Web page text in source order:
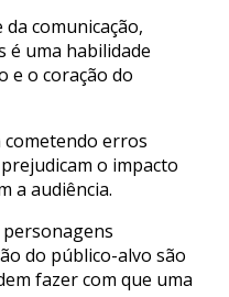
comunicação,
é uma habilidade
e o coração do
erros
o impacto
a audiência.
do público-alvo são
fazer com que uma